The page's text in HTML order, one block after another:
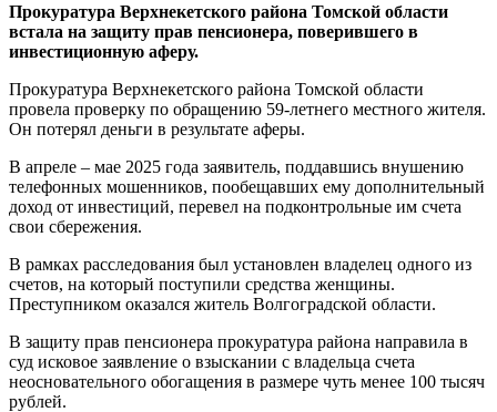
Прокуратура Верхнекетского района Томской области
встала на защиту прав пенсионера, поверившего в
инвестиционную аферу.
Прокуратура Верхнекетского района Томской области
провела проверку по обращению 59-летнего местного жителя.
Он потерял деньги в результате аферы.
В апреле – мае 2025 года заявитель, поддавшись внушению
телефонных мошенников, пообещавших ему дополнительный
доход от инвестиций, перевел на подконтрольные им счета
свои сбережения.
В рамках расследования был установлен владелец одного из
счетов, на который поступили средства женщины.
Преступником оказался житель Волгоградской области.
В защиту прав пенсионера прокуратура района направила в
суд исковое заявление о взыскании с владельца счета
неосновательного обогащения в размере чуть менее 100 тысяч
рублей.